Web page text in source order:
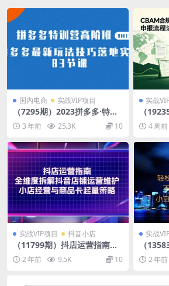
国内电商 实战VIP项目
（7295期）2023拼多多·特训
营高阶班【9月13日更新】拼
多多最新玩法技巧落地实操-8
3 年前 25.3K 10
实战
（
研讨会
报流程
4 周前
实战VIP项目 抖音小店
（11799期）抖店运营指南，
全维度拆解抖音店铺运营维
护，小店经营与商品卡起量策
2 年前 9.5K 10
实战
（
力玩法
上手2 年前